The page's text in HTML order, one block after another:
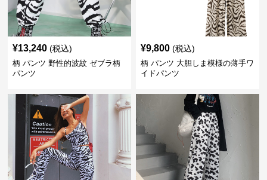
¥13,240 (税込)
柄 パンツ 野性的波紋 ゼブラ柄
パンツ
¥9,800 (税込)
柄 パンツ 大胆しま模様の薄手ワ
イドパンツ